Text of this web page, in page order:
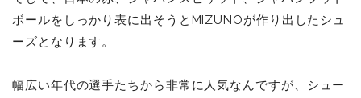
ボールをしっかり表に出そうとMIZUNOが作り出したシュ
ーズとなります。
幅広い年代の選手たちから非常に人気なんですが、シュー